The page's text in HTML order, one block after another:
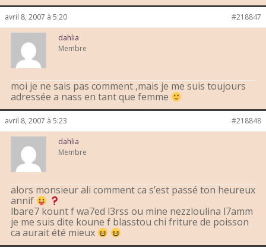
avril 8, 2007 à 5:20 #218847
dahlia
Membre
moi je ne sais pas comment ,mais je me suis toujours
adressée a nass en tant que femme
avril 8, 2007 à 5:23 #218848
dahlia
Membre
alors monsieur ali comment ca s’est passé ton heureux
annif
lbare7 kount f wa7ed l3rss ou mine nezzloulina l7amm
je me suis dite koune f blasstou chi friture de poisson
ca aurait été mieux